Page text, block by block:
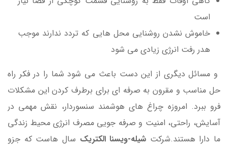
است
خاموش نشدن روشنایی محل هایی که تردد ندارند موجب
هدر رفت انرژی زیادی می شود
و مسائل دیگری از این دست باعث می شود شما را در فکر راه
حل مناسب و مقرون به صرفه ای برای برطرف کردن این مشکلات
فرو ببرد. امروزه چراغ های هوشمند سنسوردار، نقش مهمی در
آسایش، راحتی، امنیت و صرفه جویی مصرف انرژی محیط زندگی
ما دارا هستند.شرکت شیله-ویسنا الکتریک سال هاست که جزو